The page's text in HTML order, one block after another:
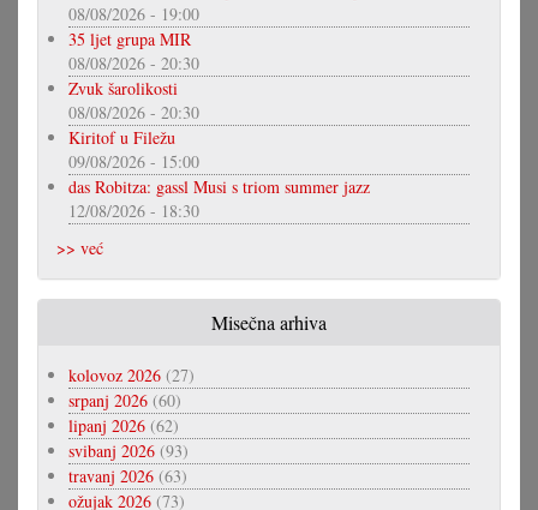
08/08/2026 - 19:00
35 ljet grupa MIR
08/08/2026 - 20:30
Zvuk šarolikosti
08/08/2026 - 20:30
Kiritof u Filežu
09/08/2026 - 15:00
das Robitza: gassl Musi s triom summer jazz
12/08/2026 - 18:30
>> već
Misečna arhiva
kolovoz 2026 (27)
srpanj 2026 (60)
lipanj 2026 (62)
svibanj 2026 (93)
travanj 2026 (63)
ožujak 2026 (73)